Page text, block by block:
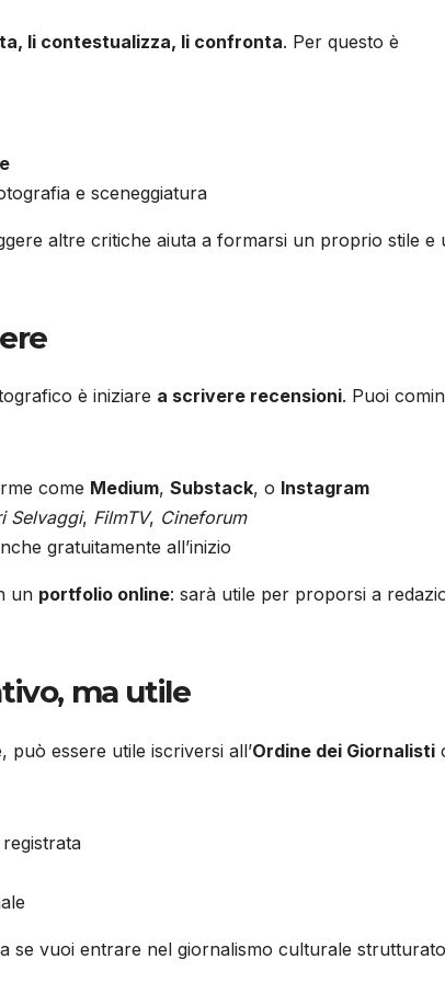
li contestualizza, li confronta. Per questo è
e sceneggiatura
altre critiche aiuta a formarsi un proprio stile e
è iniziare a scrivere recensioni. Puoi
come Medium, Substack, o Instagram
Selvaggi, FilmTV, Cineforum
gratuitamente all’inizio
un portfolio online: sarà utile per proporsi a
ma utile
essere utile iscriversi all’Ordine dei Giornalisti
se vuoi entrare nel giornalismo culturale